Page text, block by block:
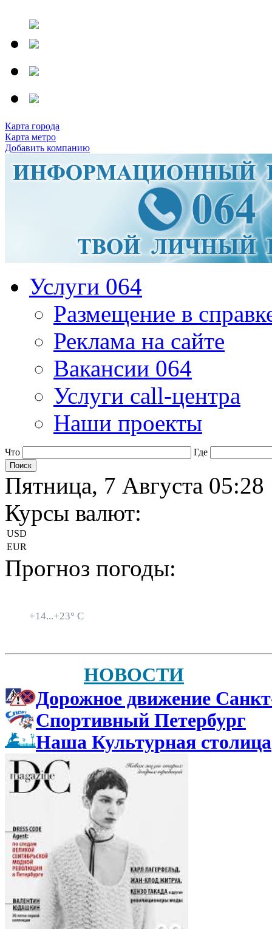
Карта города
Карта метро
Добавить компанию
Услуги 064
Размещение в
Реклама на сайте
Вакансии 064
Услуги call-центра
Наши проекты
Что Где
Пятница, 7 Августа 05:28
Курсы валют:
USD
EUR
Прогноз погоды:
+14...+23° C
НОВОСТИ
Дорожное движение
Спортивный Петербург
Наша Культурная столица